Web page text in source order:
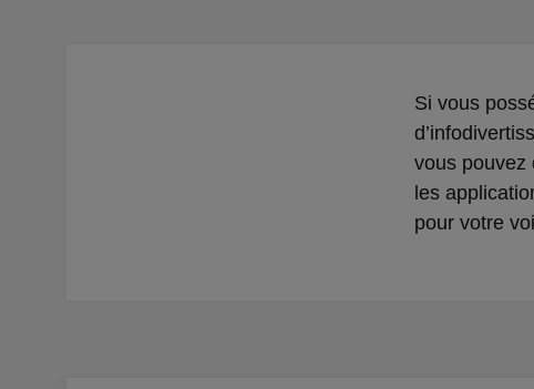
Si vous
vous pouvez
les
pour votre